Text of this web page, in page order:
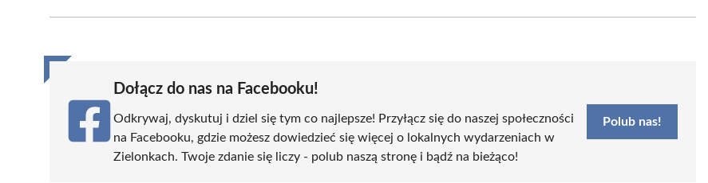
(Twitter)
Dołącz do nas na Facebooku!
Odkrywaj, dyskutuj i dziel się tym co najlepsze! Przyłącz się do naszej społeczności
na Facebooku, gdzie możesz dowiedzieć się więcej o lokalnych wydarzeniach w
Zielonkach. Twoje zdanie się liczy - polub naszą stronę i bądź na bieżąco!
Polub nas!